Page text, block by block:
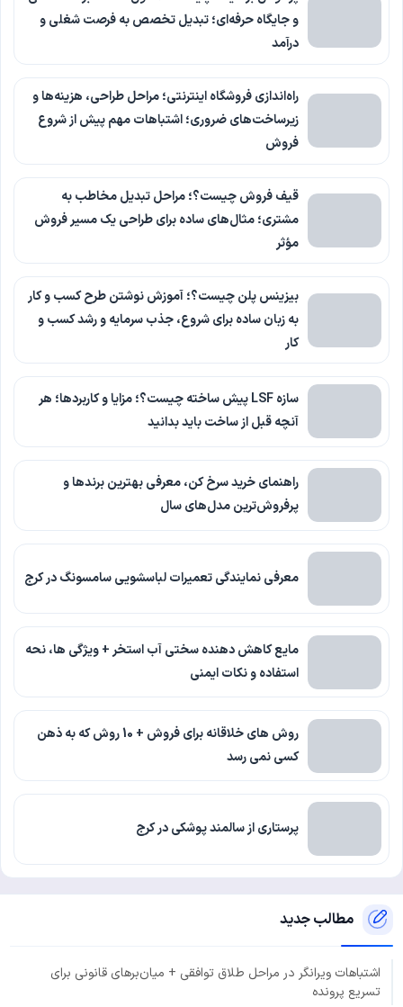
و جایگاه حرفه‌ای؛ تبدیل تخصص به فرصت شغلی و
درآمد
راه‌اندازی فروشگاه اینترنتی؛ مراحل طراحی، هزینه‌ها و
زیرساخت‌های ضروری؛ اشتباهات مهم پیش از شروع
فروش
قیف فروش چیست؟؛ مراحل تبدیل مخاطب به
مشتری؛ مثال‌های ساده برای طراحی یک مسیر فروش
مؤثر
بیزینس پلن چیست؟؛ آموزش نوشتن طرح کسب و کار
به زبان ساده برای شروع، جذب سرمایه و رشد کسب و
کار
سازه LSF پیش ساخته چیست؟؛ مزایا و کاربردها؛ هر
آنچه قبل از ساخت باید بدانید
راهنمای خرید سرخ کن، معرفی بهترین برندها و
پرفروش‌ترین مدل‌های سال
معرفی نمایندگی تعمیرات لباسشویی سامسونگ در کرج
مایع کاهش دهنده سختی آب استخر + ویژگی ها، نحه
استفاده و نکات ایمنی
روش های خلاقانه برای فروش + 10 روش که به ذهن
کسی نمی رسد
پرستاری از سالمند پوشکی در کرج
مطالب جدید
اشتباهات ویرانگر در مراحل طلاق توافقی + میان‌برهای قانونی برای
تسریع پرونده